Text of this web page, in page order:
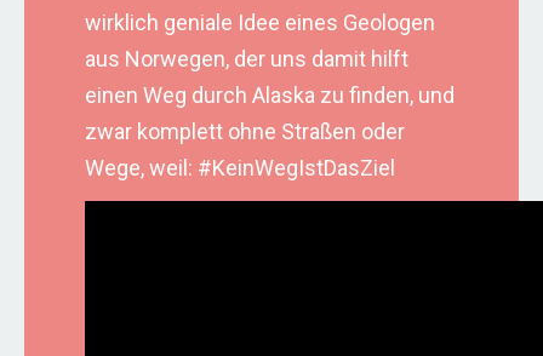
wirklich geniale Idee eines Geologen
aus Norwegen, der uns damit hilft
einen Weg durch Alaska zu finden, und
zwar komplett ohne Straßen oder
Wege, weil: #KeinWegIstDasZiel